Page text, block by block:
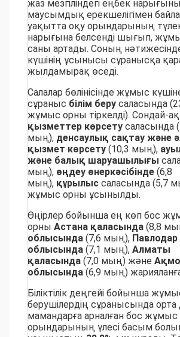
жаз мезгіліндегі еңбек
маусымдық ерекшелігімен
уақытта оқу орындарының
нарығына белсенді шығып,
саны артады. Соның
күшінің ұсынысы сұранысқа
жылдамырақ өседі.
Салалар бөлінісінде жұмыс
сұраныс білім беру саласында
жұмыс орны тіркелді). Сондай-ақ
қызметтер көрсету саласында
мың), денсаулық сақтау және
қызмет көрсету (10,3 мың),
және балық шаруашылығы
мың), өңдеу өнеркәсібінде (6,8
мың), құрылыс саласында (5,7
жұмыс орны ұсынылды.
Өңірлер бойынша ең көп бос
орны Астана қаласында (8,8
облысында (7,6 мың), Павлодар
облысында (7,1 мың), Алматы
қаласында (7,0 мың) және
облысында (6,9 мың)
Біліктілік деңгейі бойынша
берушілердің сұранысында орта
мамандарға арналған бос жұмыс
орындарының үлесі басым